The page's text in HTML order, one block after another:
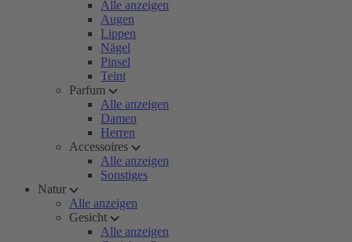
Alle anzeigen
Augen
Lippen
Nägel
Pinsel
Teint
Parfum
Alle anzeigen
Damen
Herren
Accessoires
Alle anzeigen
Sonstiges
Natur
Alle anzeigen
Gesicht
Alle anzeigen